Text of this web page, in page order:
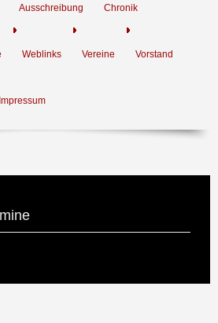
Ausschreibung Chronik
Weblinks Vereine Vorstand
Impressum